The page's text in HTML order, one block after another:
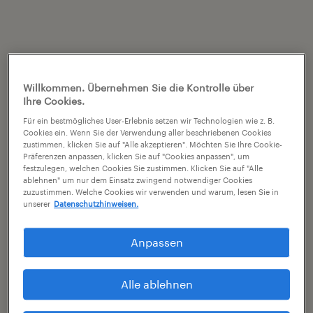
Willkommen. Übernehmen Sie die Kontrolle über
Ihre Cookies.
Für ein bestmögliches User-Erlebnis setzen wir Technologien wie z. B.
Cookies ein. Wenn Sie der Verwendung aller beschriebenen Cookies
zustimmen, klicken Sie auf "Alle akzeptieren". Möchten Sie Ihre Cookie-
Präferenzen anpassen, klicken Sie auf "Cookies anpassen", um
festzulegen, welchen Cookies Sie zustimmen. Klicken Sie auf "Alle
ablehnen" um nur dem Einsatz zwingend notwendiger Cookies
zuzustimmen. Welche Cookies wir verwenden und warum, lesen Sie in
unserer Datenschutzhinweisen.
Anpassen
Alle ablehnen